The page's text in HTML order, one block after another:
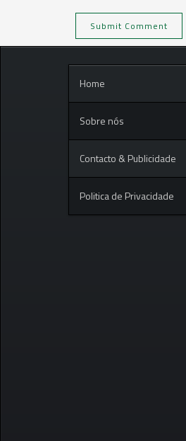
Home
Sobre nós
Contacto & Publicidade
Politica de Privacidade